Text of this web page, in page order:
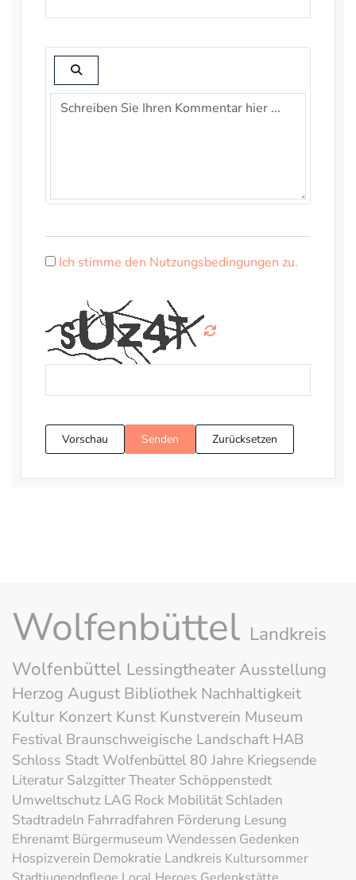
Ich stimme den Nutzungsbedingungen zu.
Vorschau Senden Zurücksetzen
Wolfenbüttel Landkreis
Wolfenbüttel LessingtheaterAusstellung
Herzog August Bibliothek Nachhaltigkeit
Kultur Konzert Kunst Kunstverein Museum
Festival Braunschweigische Landschaft HAB
Schloss Stadt Wolfenbüttel 80 Jahre Kriegsende
Literatur SalzgitterTheater Schöppenstedt
Umweltschutz LAG Rock Mobilität Schladen
Stadtradeln Fahrradfahren Förderung Lesung
Ehrenamt Bürgermuseum Wendessen Gedenken
Hospizverein Demokratie Landkreis Kultursommer